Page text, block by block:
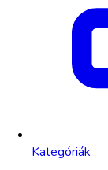
Kategóriák